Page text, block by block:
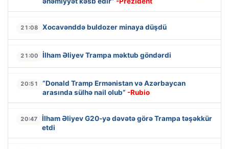
21:08 Xocavənddə buldozer minaya düşdü
21:00 İlham Əliyev Trampa məktub göndərdi
20:51
“Donald Tramp Ermənistan və Azərbaycan
arasında sülhə nail olub” -Rubio
20:47
İlham Əliyev G20-yə dəvətə görə Trampa təşəkkür
etdi